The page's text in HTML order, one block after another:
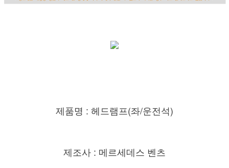
제품명 : 헤드램프(좌/운전석)
제조사 : 메르세데스 벤츠